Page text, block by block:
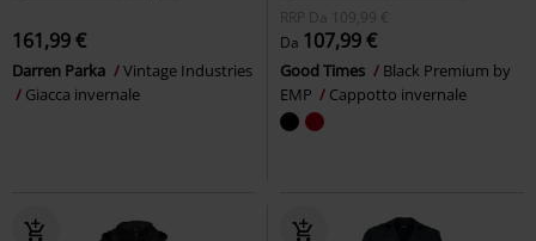
161,99 €
Darren Parka
Vintage Industries
Giacca invernale
RRP
Da
109,99 €
Da 107,99 €
Good Times
Black Premium by
EMP
Cappotto invernale